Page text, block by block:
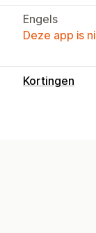
Engels
Deze app is
Kortingen